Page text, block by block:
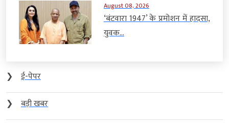
August 08, 2026
‘बंटवारा 1947’ के प्रमोशन में हादसा,
युवक...
❯
ई-पेपर
❯
बड़ी खबर